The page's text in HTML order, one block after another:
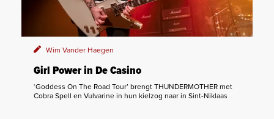
Wim Vander Haegen
Girl Power in De Casino
‘Goddess On The Road Tour’ brengt THUNDERMOTHER met
Cobra Spell en Vulvarine in hun kielzog naar in Sint-Niklaas